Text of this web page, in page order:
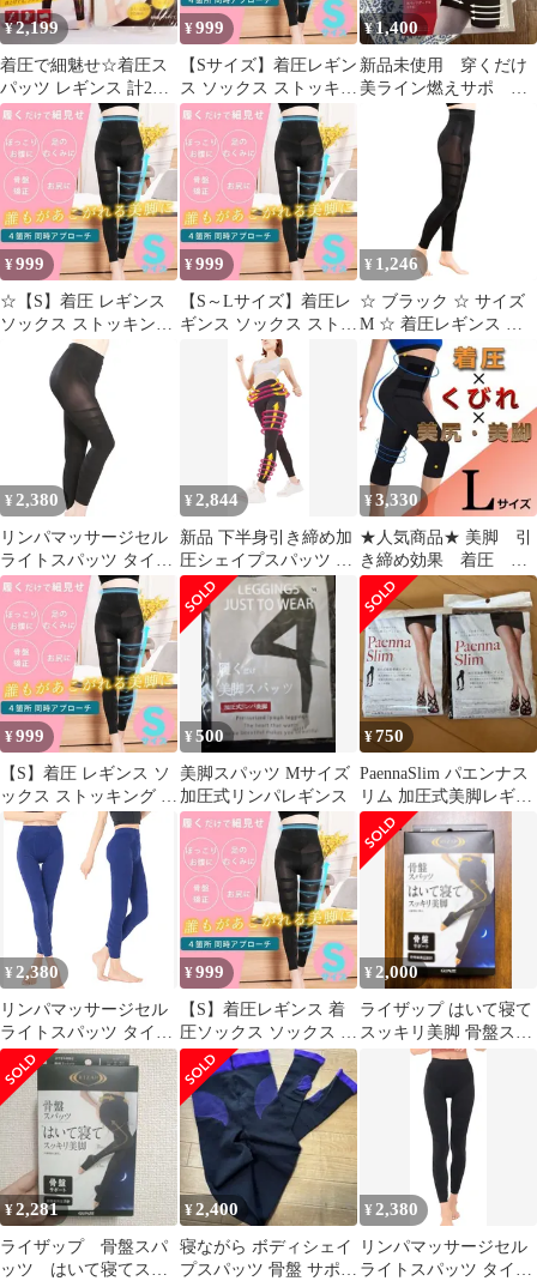
換寝ながらスパッツ寝
ながらボディシェイプ
骨盤サポート 270
¥2,199
着圧で細魅せ☆着圧ス
パッツ レギンス 計2セ
ット
¥999
【Sサイズ】着圧レギン
ス ソックス ストッキン
グ 美脚 加圧レギンス
ダイエット ヨガ 筋トレ
タイツ むくみ 加圧イン
ナー 下着 レディース
グラマラスパッツ代替
品 リンパ ベルミス代替
品 0153
¥1,400
新品未使用 穿くだけ
美ライン燃えサポ ス
パッツガードル
¥999
☆【S】着圧 レギンス
ソックス ストッキング
加圧 ダイエット 着圧レ
ギンス ソックス ストッ
キング 加圧レギンス ダ
イエット ヨガ 筋トレ
タイツ むくみ 加圧イン
ナー 下着 レディース
グラマラスパッツ代替
品 リンパ 0232
¥999
【S～Lサイズ】着圧レ
ギンス ソックス ストッ
キング 加圧レギンス ダ
イエット ヨガ 筋トレ
タイツ むくみ 加圧イン
ナー 下着 レディース
グラマラスパッツ代替
品 リンパ ベルミス代替
品 加圧 ダイエット 限
定 セール #056
¥ 1,246
☆ ブラック ☆ サイズ
M ☆ 着圧レギンス ハ
イウエスト レギンス レ
ディース スパッツ ハイ
ウエスト 着圧レギンス
脚の引き締め ヒップア
ップ スパイラルパンツ
オシャレ かわいい イン
ナー シンプル カジュア
ル 10分丈 部屋着
¥ 2,380
リンパマッサージセル
ライトスパッツ タイツ
着圧 レディース ふくら
はぎ (ブラック, 3L)
¥ 2,844
新品 下半身引き締め加
圧シェイプスパッツ ブ
ラック LL
¥3,330
★人気商品★ 美脚 引
き締め効果 着圧 加
圧 スパッツ ブラッ
ク L
¥999
【S】着圧 レギンス ソ
ックス ストッキング 加
圧 ダイエット 着圧レギ
ンス ソックス ストッキ
ング 加圧レギンス ダイ
エット ヨガ 筋トレ タ
イツ むくみ 加圧インナ
ー 下着 レディース グ
ラマラスパッツ代替品
リンパD04
¥500
美脚スパッツ Mサイズ
加圧式リンパレギンス
¥750
PaennaSlim パエンナス
リム 加圧式美脚レギン
ス 着圧 加圧 スパッツ
¥ 2,380
リンパマッサージセル
ライトスパッツ タイツ
着圧 レディース ふくら
はぎ (インディゴブル
ー, M-L)
¥999
【S】着圧レギンス 着
圧ソックス ソックス ス
トッキング 加圧レギン
ス ダイエット ヨガ 筋
トレ タイツ むくみ 加
圧インナー 下着 レディ
ース グラマラスパッツ
代替品 リンパ ベルミス
代替品 056
¥2,000
ライザップ はいて寝て
スッキリ美脚 骨盤スパ
ッツ 段階着用圧設計 脚
引き締め L
¥2,281
ライザップ 骨盤スパ
ッツ はいて寝てスッ
¥2,400
寝ながら ボディシェイ
プスパッツ 骨盤 サポー
¥ 2,380
リンパマッサージセル
ライトスパッツ タイツ